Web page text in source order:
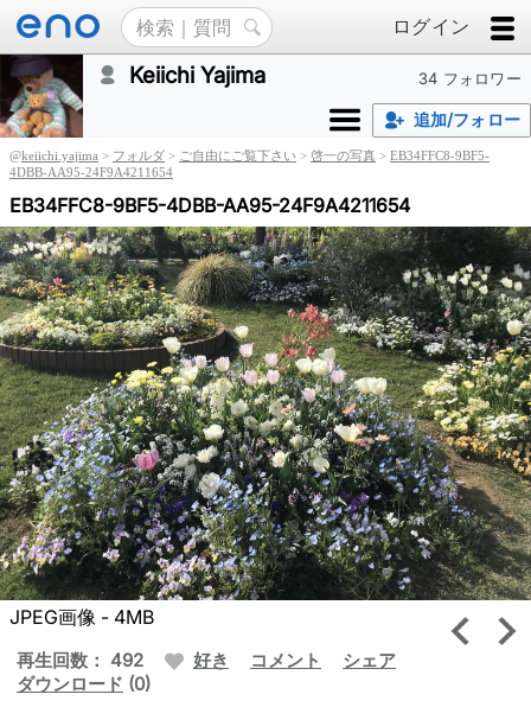
ログイン
34 フォロワー
Keiichi Yajima
追加/フォロー
@keiichi.yajima > フォルダ > ご自由にご覧下さい > 啓一の写真 > EB34FFC8-9BF5-
4DBB-AA95-24F9A4211654
EB34FFC8-9BF5-4DBB-AA95-24F9A4211654
JPEG画像 - 4MB
再生回数： 492 好き コメント
シェア
ダウンロード (0)